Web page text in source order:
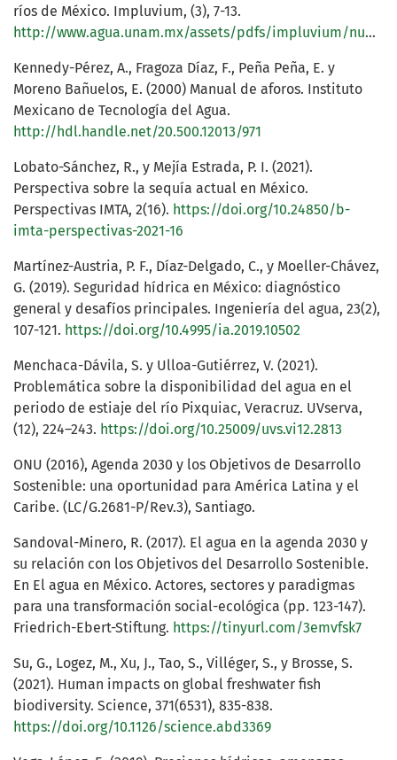
ríos de México. Impluvium, (3), 7-13.
http://www.agua.unam.mx/assets/pdfs/impluvium/numero03.pdf
Kennedy-Pérez, A., Fragoza Díaz, F., Peña Peña, E. y
Moreno Bañuelos, E. (2000) Manual de aforos. Instituto
Mexicano de Tecnología del Agua.
http://hdl.handle.net/20.500.12013/971
Lobato-Sánchez, R., y Mejía Estrada, P. I. (2021).
Perspectiva sobre la sequía actual en México.
Perspectivas IMTA, 2(16). https://doi.org/10.24850/b-
imta-perspectivas-2021-16
Martínez-Austria, P. F., Díaz-Delgado, C., y Moeller-Chávez,
G. (2019). Seguridad hídrica en México: diagnóstico
general y desafíos principales. Ingeniería del agua, 23(2),
107-121. https://doi.org/10.4995/ia.2019.10502
Menchaca-Dávila, S. y Ulloa-Gutiérrez, V. (2021).
Problemática sobre la disponibilidad del agua en el
periodo de estiaje del río Pixquiac, Veracruz. UVserva,
(12), 224–243. https://doi.org/10.25009/uvs.vi12.2813
ONU (2016), Agenda 2030 y los Objetivos de Desarrollo
Sostenible: una oportunidad para América Latina y el
Caribe. (LC/G.2681-P/Rev.3), Santiago.
Sandoval-Minero, R. (2017). El agua en la agenda 2030 y
su relación con los Objetivos del Desarrollo Sostenible.
En El agua en México. Actores, sectores y paradigmas
para una transformación social-ecológica (pp. 123-147).
Friedrich-Ebert-Stiftung. https://tinyurl.com/3emvfsk7
Su, G., Logez, M., Xu, J., Tao, S., Villéger, S., y Brosse, S.
(2021). Human impacts on global freshwater fish
biodiversity. Science, 371(6531), 835-838.
https://doi.org/10.1126/science.abd3369